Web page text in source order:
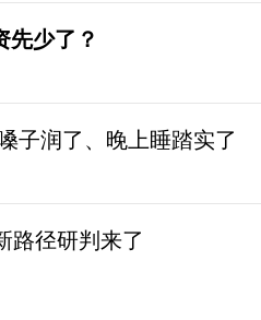
先少了？
子润了、晚上睡踏实了
路径研判来了